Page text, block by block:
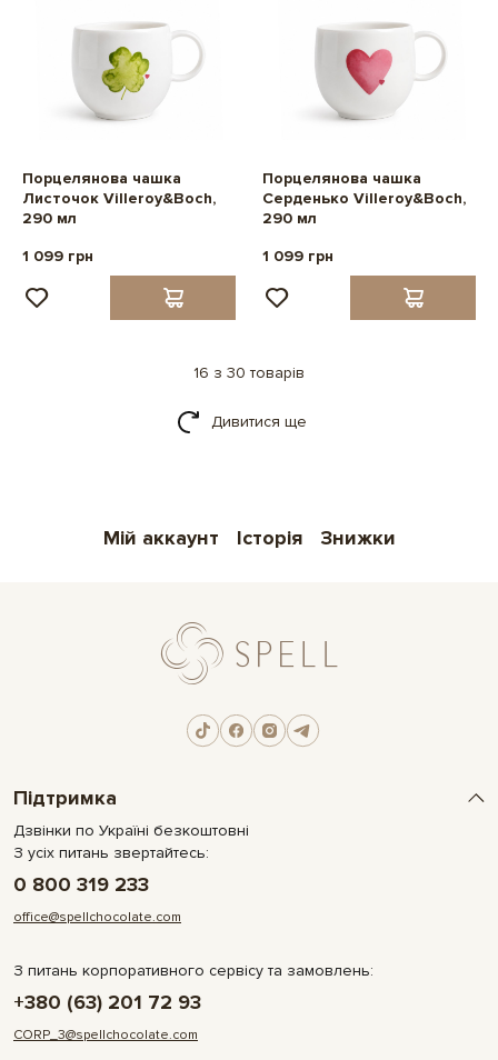
Порцелянова чашка
Листочок Villeroy&Boch,
290 мл
1 099 грн
Порцелянова чашка
Серденько Villeroy&Boch,
290 мл
1 099 грн
16 з 30 товарів
Дивитися ще
Мій аккаунт Історія Знижки
Підтримка
Дзвінки по Україні безкоштовні
З усіх питань звертайтесь:
0 800 319 233
office@spellchocolate.com
З питань корпоративного сервісу та замовлень:
+380 (63) 201 72 93
CORP_3@spellchocolate.com